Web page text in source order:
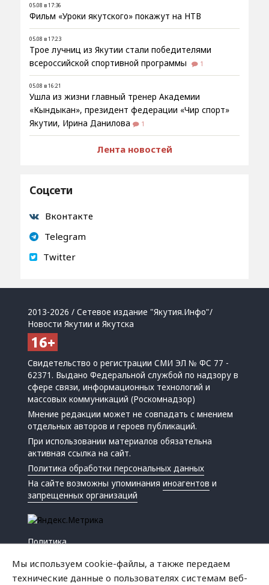
05.08 в 17:36
Фильм «Уроки якутского» покажут на НТВ
05.08 в 17:23
Трое лучниц из Якутии стали победителями
всероссийской спортивной программы
1
05.08 в 16:21
Ушла из жизни главный тренер Академии
«Кындыкан», президент федерации «Чир спорт»
Якутии, Ирина Данилова
1
Лента новостей
Соцсети
Вконтакте
Telegram
Twitter
2013-2026 / Сетевое издание "Якутия.Инфо"/
Новости Якутии и Якутска
Свидетельство о регистрации СМИ ЭЛ № ФС 77 -
62371. Выдано Федеральной службой по надзору в
сфере связи, информационных технологий и
массовых коммуникаций (Роскомнадзор)
Мнение редакции может не совпадать с мнением
отдельных авторов и героев публикаций.
При использовании материалов обязательна
активная ссылка на сайт.
Политика обработки персональных данных
На сайте возможны упоминанияиноагентов и
запрещенных организаций
Политика
Мы используем cookie-файлы, а также передаем
технические данные о пользователях системам веб-